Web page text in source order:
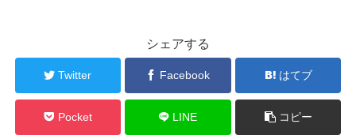
シェアする
Twitter Facebook はてブ
Pocket LINE コピー